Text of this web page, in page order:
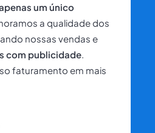
um único
a qualidade dos
nossas vendas e
com publicidade.
faturamento em mais